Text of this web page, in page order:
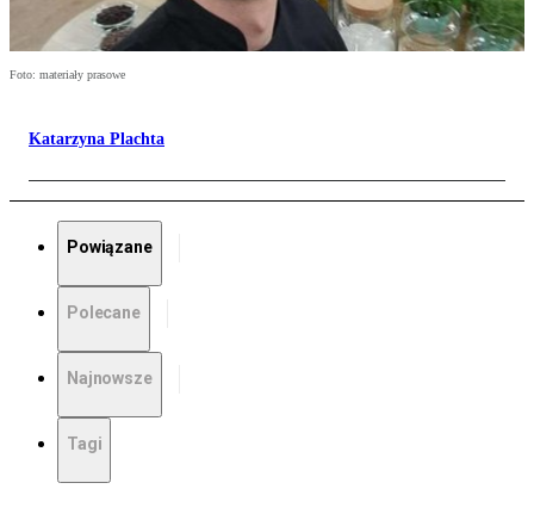
Foto: materiały prasowe
Katarzyna Plachta
Powiązane
Polecane
Najnowsze
Tagi